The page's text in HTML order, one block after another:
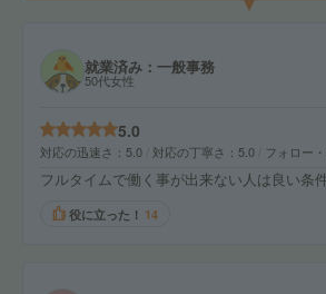
就業済み：一般事務
50代女性
5.0
対応の迅速さ 5.0 対応の丁寧さ 5.0 フォロー
フルタイムで働く事が出来ない人は良い条
役に立った！ 14